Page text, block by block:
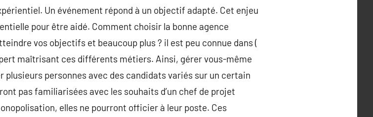
Un événement répond à un objectif adapté. Cet enjeu
pour être aidé. Comment choisir la bonne agence
vos objectifs et beaucoup plus ? il est peu connue dans (
maîtrisant ces différents métiers. Ainsi, gérer vous-même
personnes avec des candidats variés sur un certain
pas familiarisées avec les souhaits d’un chef de projet
elles ne pourront officier à leur poste. Ces